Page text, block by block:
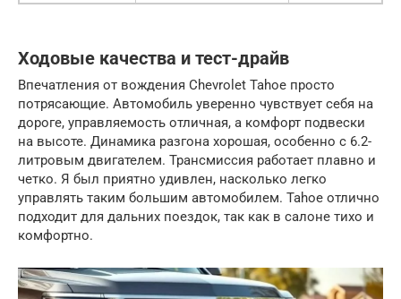
Ходовые качества и тест-драйв
Впечатления от вождения Chevrolet Tahoe просто
потрясающие. Автомобиль уверенно чувствует себя на
дороге, управляемость отличная, а комфорт подвески
на высоте. Динамика разгона хорошая, особенно с 6.2-
литровым двигателем. Трансмиссия работает плавно и
четко. Я был приятно удивлен, насколько легко
управлять таким большим автомобилем. Tahoe отлично
подходит для дальних поездок, так как в салоне тихо и
комфортно.